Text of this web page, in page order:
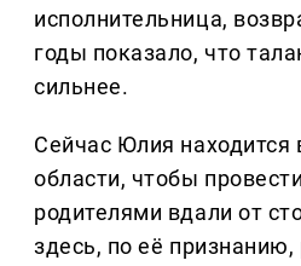
исполнительница,
годы показало, что
сильнее.
Сейчас Юлия находится
области, чтобы
родителями вдали от
здесь, по её